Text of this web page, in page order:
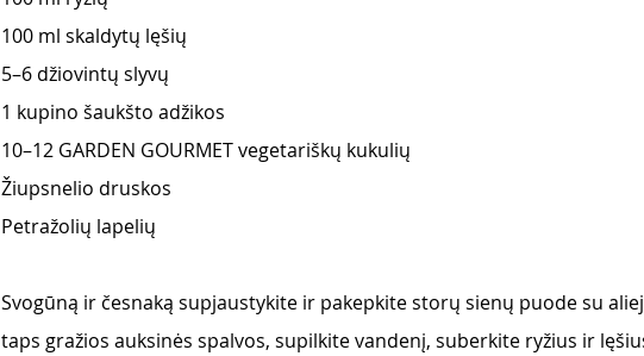
100 ml skaldytų lęšių
5–6 džiovintų slyvų
1 kupino šaukšto adžikos
10–12 GARDEN GOURMET vegetariškų kukulių
Žiupsnelio druskos
Petražolių lapelių
Svogūną ir česnaką supjaustykite ir pakepkite storų sienų puode su
taps gražios auksinės spalvos, supilkite vandenį, suberkite ryžius ir